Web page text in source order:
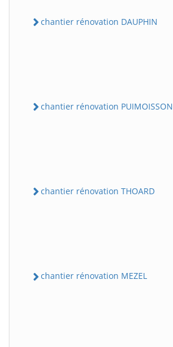
chantier rénovation DAUPHIN
chantier rénovation PUIMOISSON
chantier rénovation THOARD
chantier rénovation MEZEL